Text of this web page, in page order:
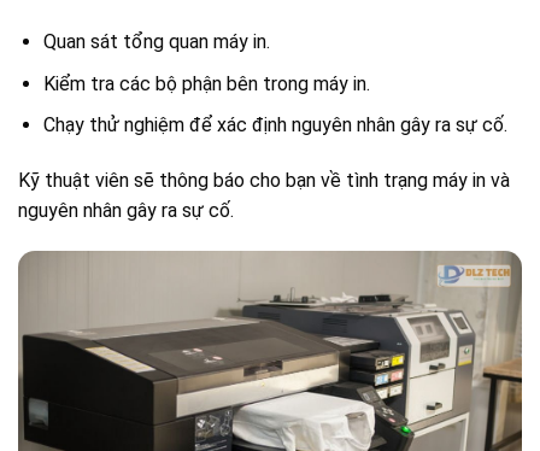
Quan sát tổng quan máy in.
Kiểm tra các bộ phận bên trong máy in.
Chạy thử nghiệm để xác định nguyên nhân gây ra sự cố.
Kỹ thuật viên sẽ thông báo cho bạn về tình trạng máy in và
nguyên nhân gây ra sự cố.